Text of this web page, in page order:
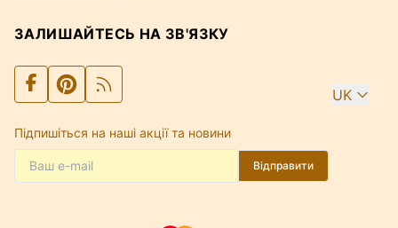
ЗАЛИШАЙТЕСЬ НА ЗВ'ЯЗКУ
UK
Підпишіться на наші акції та новини
Відправити